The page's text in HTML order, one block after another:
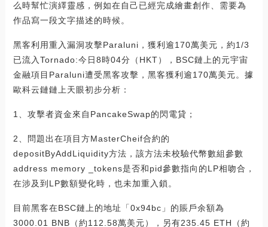
么時幫忙演繹靈感，例如在自己已經完成繪畫創作、需要為
作品寫一段文字描述的時候。
黑客利用重入漏洞攻擊Paraluni，獲利逾170萬美元，約1/3
已流入Tornado:今日8時04分（HKT），BSC鏈上的元宇宙
金融項目Paraluni遭受黑客攻擊，黑客獲利逾170萬美元。據
歐科云鏈鏈上天眼初步分析：
1、攻擊者資金來自PancakeSwap的閃電貸；
2、問題出在項目方MasterCheif合約的
depositByAddLiquidity方法，該方法未校驗代幣數組參數
address memory _tokens是否和pid參數指向的LP相吻合，
在涉及到LP數額變化時，也未加重入鎖。
目前黑客在BSC鏈上的地址「0x94bc」的賬戶余額為
3000.01 BNB（約112.58萬美元），另有235.45 ETH（約